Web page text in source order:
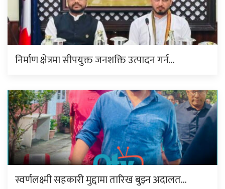
निर्माण क्षेत्रमा सीपयुक्त जनशक्ति उत्पादन गर्न…
स्वर्णलक्ष्मी सहकारी मुद्दामा तारिख बुझ्न अदालत…